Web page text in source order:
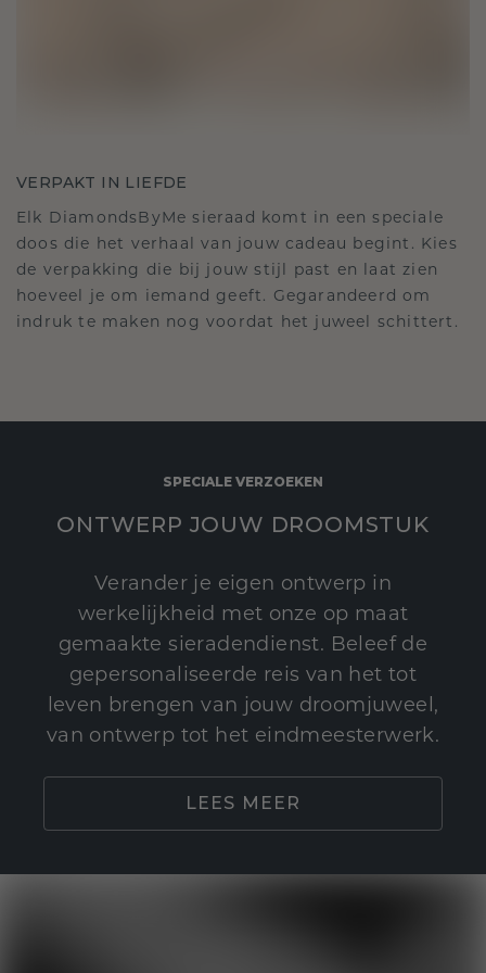
VERPAKT IN LIEFDE
Elk DiamondsByMe sieraad komt in een speciale
doos die het verhaal van jouw cadeau begint. Kies
de verpakking die bij jouw stijl past en laat zien
hoeveel je om iemand geeft. Gegarandeerd om
indruk te maken nog voordat het juweel schittert.
SPECIALE VERZOEKEN
ONTWERP JOUW DROOMSTUK
Verander je eigen ontwerp in
werkelijkheid met onze op maat
gemaakte sieradendienst. Beleef de
gepersonaliseerde reis van het tot
leven brengen van jouw droomjuweel,
van ontwerp tot het eindmeesterwerk.
LEES MEER